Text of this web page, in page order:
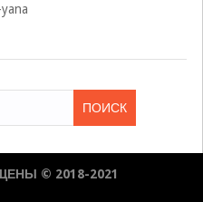
© 2018-2021